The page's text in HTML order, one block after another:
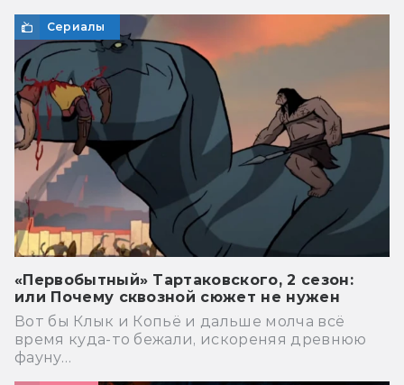
Сериалы
«Первобытный» Тартаковского, 2 сезон:
или Почему сквозной сюжет не нужен
Вот бы Клык и Копьё и дальше молча всё
время куда-то бежали, искореняя древнюю
фауну…